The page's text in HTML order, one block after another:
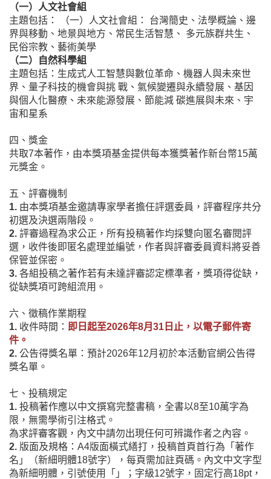
（一）人文社會組
主題包括： （一）人文社會組： 台灣簡史、法學概論、邊
界與移動、地景與地方、常民生活智慧、 多元族群共生、
民俗宗教、藝術美學
（二）自然科學組
主題包括：生成式人工智慧與數位革命、機器人與未來世
界、量子科技的機會與挑 戰、氣候變遷與永續發展、基因
與個人化醫療、未來能源發展、節能減 碳進展與未來、宇
宙和星系
四、獎金
共取7本著作，由本獎項基金提供每本獲獎著作新台幣15萬
元獎金。
五、評審機制
1. 由本獎項基金邀請專家學者擔任評選委員，評審程序共分
初選及決選兩階段。
2. 評審過程為求公正，所有投稿著作均採雙向匿名審閱評
選，收件後即匿名處理並編號，作者與評審委員資料將妥善
保管並保密。
3. 各組投稿之著作若有未達評審認定標準者，獎項得從缺，
從缺獎項可跨組流用。
六、徵稿作業期程
1. 收件時間： 即日起至2026年8月31日止，以電子郵件寄
件。
2. 公告得獎名單：預計2026年12月初於本活動官網公告得
獎名單。
七、投稿規定
1. 投稿著作應以中文撰寫完整書稿，全書以8至10萬字為
限，無需學術引注格式。
為求評審客觀，內文中請勿出現任何可辨識作者之內容。
2. 版面及規格：A4版面橫式繕打，投稿首頁首行為「著作
名」（新細明體18號字），每頁需加註頁碼。內文中文字型
為新細明體，引號使用「」；字級12號字，固定行高18pt，